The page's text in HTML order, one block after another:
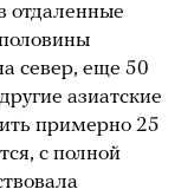
отдаленные
север, еще 50
азиатские
примерно 25
с полной